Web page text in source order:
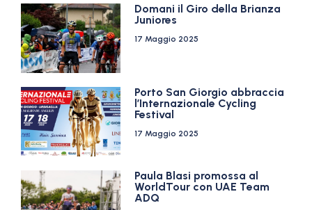
Domani il Giro della Brianza
Juniores
17 Maggio 2025
Porto San Giorgio abbraccia
l’Internazionale Cycling
Festival
17 Maggio 2025
Paula Blasi promossa al
WorldTour con UAE Team
ADQ